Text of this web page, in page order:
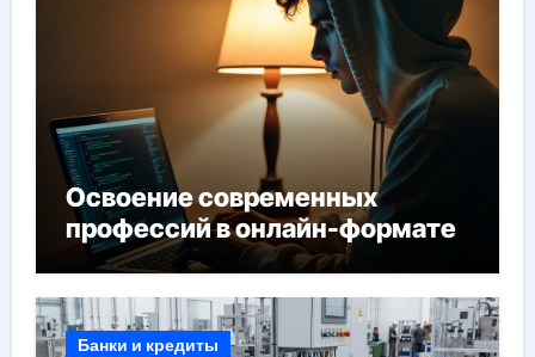
Освоение современных
профессий в онлайн-формате
Банки и кредиты